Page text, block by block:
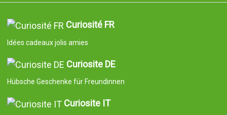
Curiosité FR
Idées cadeaux jolis amies
Curiosite DE
Hübsche Geschenke für Freundinnen
Curiosite IT